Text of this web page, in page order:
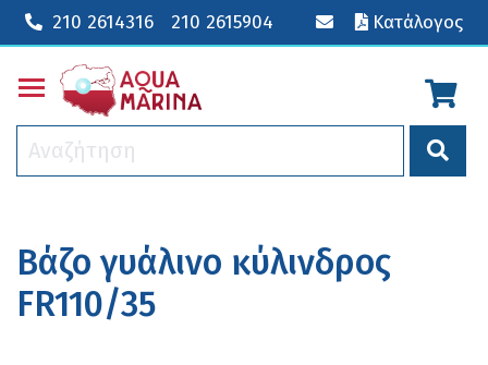
210 2614316 210 2615904 Κατάλογος
Toggle main menu visibility
Βάζο γυάλινο κύλινδρος
FR110/35